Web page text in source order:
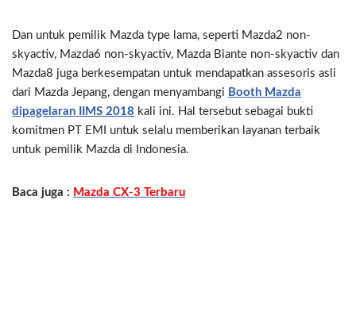
Dan untuk pemilik Mazda type lama, seperti Mazda2 non-
skyactiv, Mazda6 non-skyactiv, Mazda Biante non-skyactiv dan
Mazda8 juga berkesempatan untuk mendapatkan assesoris asli
dari Mazda Jepang, dengan menyambangi Booth Mazda
dipagelaran IIMS 2018 kali ini. Hal tersebut sebagai bukti
komitmen PT EMI untuk selalu memberikan layanan terbaik
untuk pemilik Mazda di Indonesia.
Baca juga : Mazda CX-3 Terbaru